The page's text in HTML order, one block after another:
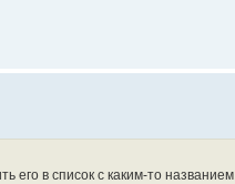
его в список с каким-то названием.